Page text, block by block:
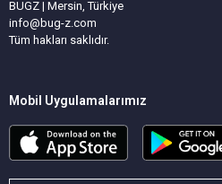
BUGZ | Mersin, Türkiye
info@bug-z.com
Tüm hakları saklıdır.
Mobil Uygulamalarımız